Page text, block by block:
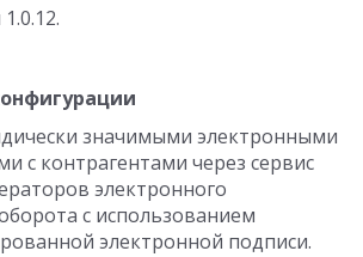
значимыми электронными
с контрагентами через сервис
электронного
с использованием
электронной подписи.